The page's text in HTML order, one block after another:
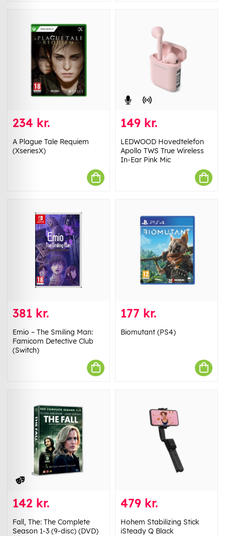
234 kr.
A Plague Tale Requiem
(XseriesX)
149 kr.
LEDWOOD Hovedtelefon
Apollo TWS True Wireless
In-Ear Pink Mic
381 kr.
Emio – The Smiling Man:
Famicom Detective Club
(Switch)
177 kr.
Biomutant (PS4)
142 kr.
Fall, The: The Complete
Season 1-3 (9-disc) (DVD)
479 kr.
Hohem Stabilizing Stick
iSteady Q Black